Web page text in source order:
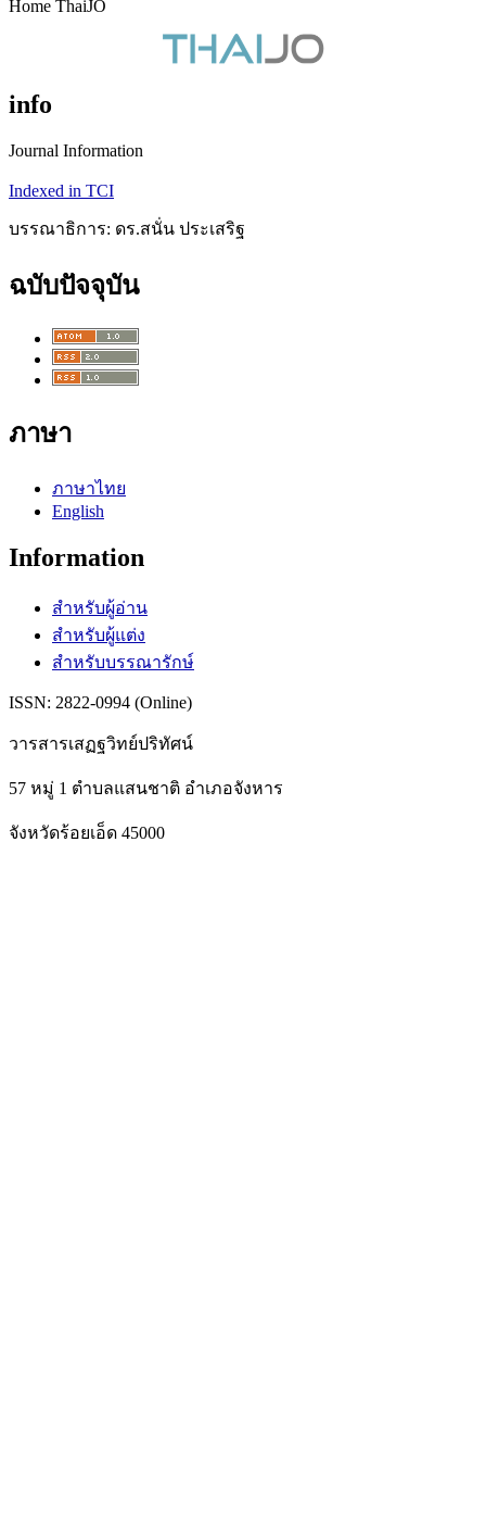
Home ThaiJO
info
Journal Information
Indexed in TCI
บรรณาธิการ: ดร.สนั่น ประเสริฐ
ฉบับปัจจุบัน
ภาษา
ภาษาไทย
English
Information
สำหรับผู้อ่าน
สำหรับผู้แต่ง
สำหรับบรรณารักษ์
ISSN: 2822-0994 (Online)
วารสารเสฏฐวิทย์ปริทัศน์
57 หมู่ 1 ตำบลแสนชาติ อำเภอจังหาร
จังหวัดร้อยเอ็ด 45000